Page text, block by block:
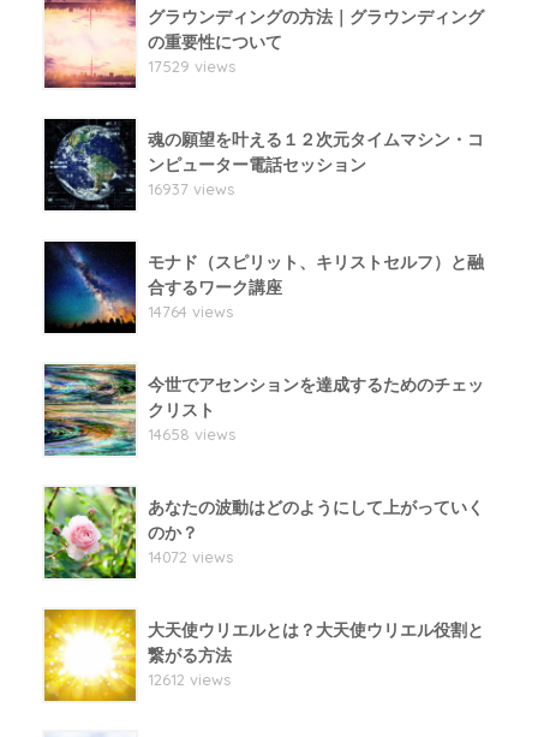
グラウンディングの方法｜グラウンディング
の重要性について
17529 views
魂の願望を叶える１２次元タイムマシン・コ
ンピューター電話セッション
16937 views
モナド（スピリット、キリストセルフ）と融
合するワーク講座
14764 views
今世でアセンションを達成するためのチェッ
クリスト
14658 views
あなたの波動はどのようにして上がっていく
のか？
14072 views
大天使ウリエルとは？大天使ウリエル役割と
繋がる方法
12612 views